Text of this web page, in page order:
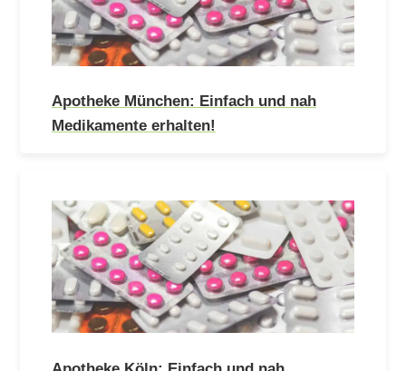
Apotheke München: Einfach und nah
Medikamente erhalten!